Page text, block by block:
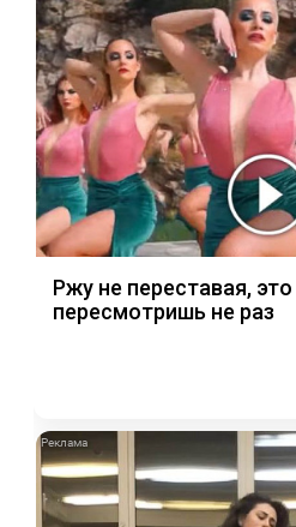
Ржу не переставая,
пересмотришь не раз